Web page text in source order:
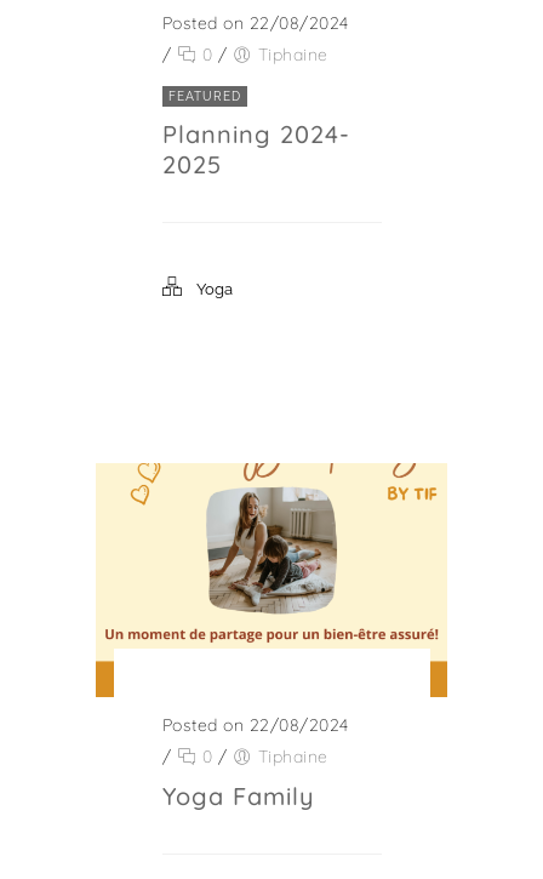
Posted on 22/08/2024
/
0 / Tiphaine
FEATURED
Planning 2024-
2025
Yoga
Posted on 22/08/2024
/
0 / Tiphaine
Yoga Family